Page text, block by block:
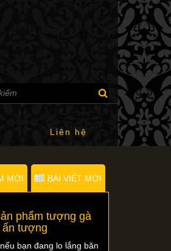
Liên hệ
MỚI BÀI VIẾT MỚI
phẩm tượng gà
ấn tượng
bạn đang lo lắng băn